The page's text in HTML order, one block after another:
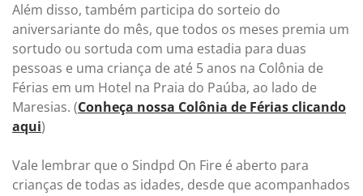
Além disso, também participa do sorteio do
aniversariante do mês, que todos os meses premia um
sortudo ou sortuda com uma estadia para duas
pessoas e uma criança de até 5 anos na Colônia de
Férias em um Hotel na Praia do Paúba, ao lado de
Maresias. (Conheça nossa Colônia de Férias clicando
aqui)
Vale lembrar que o Sindpd On Fire é aberto para
crianças de todas as idades, desde que acompanhados